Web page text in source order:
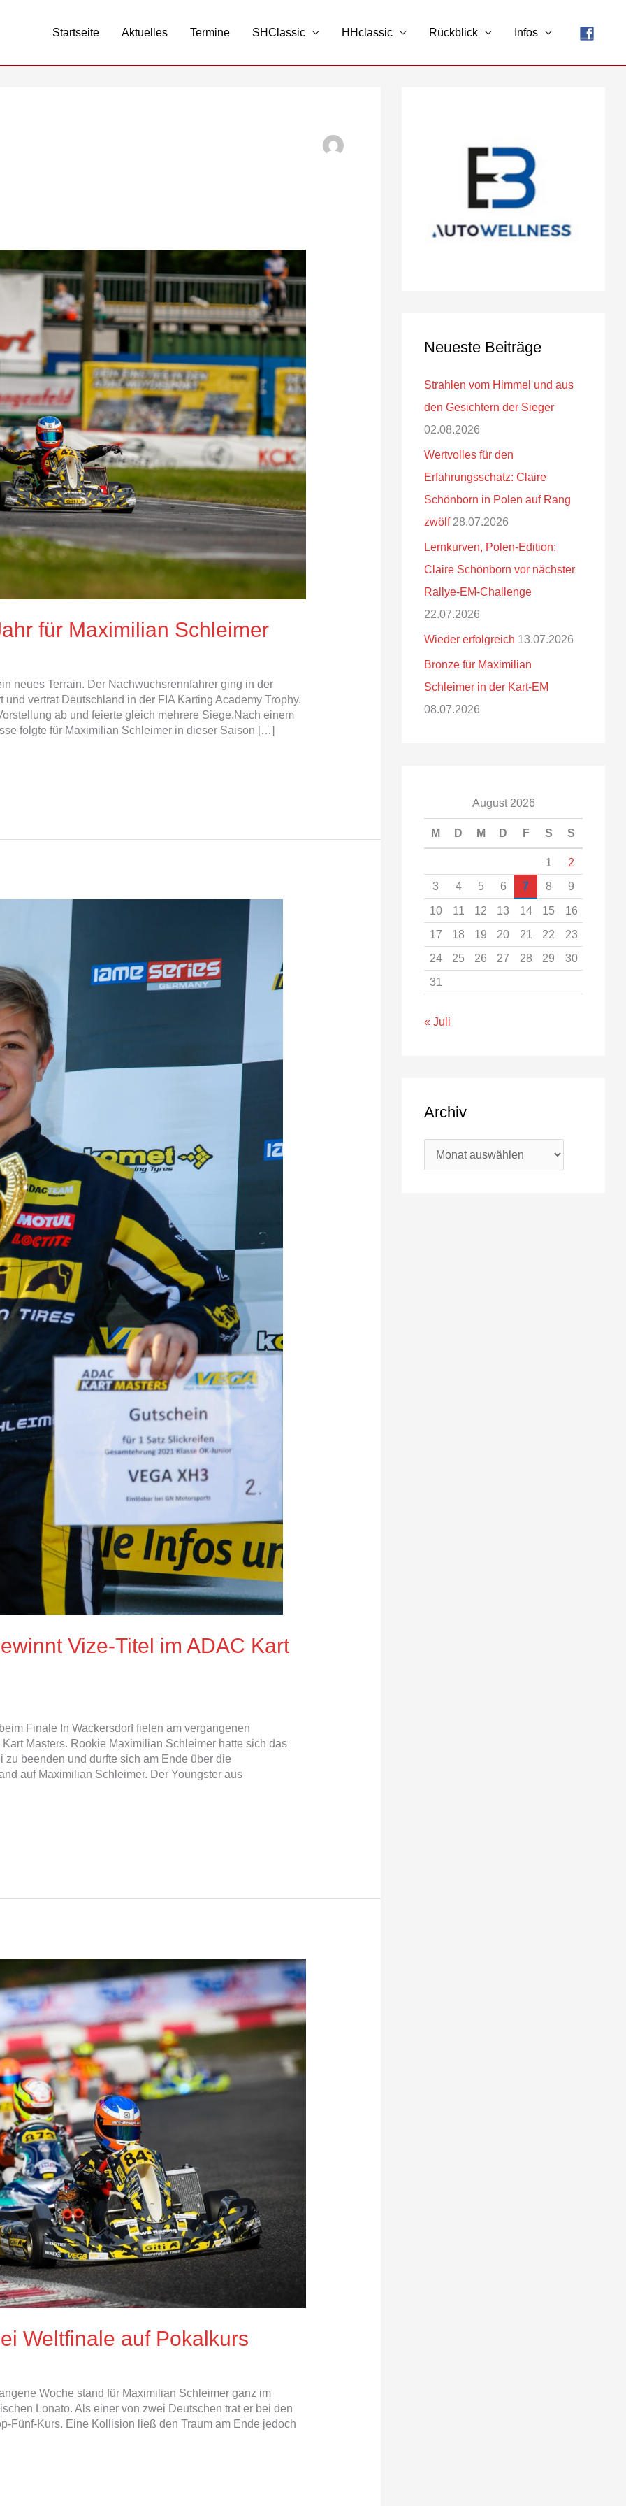
Startseite Aktuelles Termine SHClassic HHclassic Rückblick Infos
für Maximilian Schleimer
neues Terrain. Der Nachwuchsrennfahrer ging in der
vertrat Deutschland in der FIA Karting Academy Trophy.
ab und feierte gleich mehrere Siege.Nach einem
folgte für Maximilian Schleimer in dieser Saison […]
Vize-Titel im ADAC Kart
Finale In Wackersdorf fielen am vergangenen
Masters. Rookie Maximilian Schleimer hatte sich das
beenden und durfte sich am Ende über die
auf Maximilian Schleimer. Der Youngster aus
Weltfinale auf Pokalkurs
Woche stand für Maximilian Schleimer ganz im
Lonato. Als einer von zwei Deutschen trat er bei den
Fünf-Kurs. Eine Kollision ließ den Traum am Ende jedoch
Neueste Beiträge
Strahlen vom Himmel und aus
den Gesichtern der Sieger
02.08.2026
Wertvolles für den
Erfahrungsschatz: Claire
Schönborn in Polen auf Rang
zwölf 28.07.2026
Lernkurven, Polen-Edition:
Claire Schönborn vor nächster
Rallye-EM-Challenge
22.07.2026
Wieder erfolgreich 13.07.2026
Bronze für Maximilian
Schleimer in der Kart-EM
08.07.2026
August 2026
M D M D F S S
1
2
3
4 5 6 7 8 9
10 11 12 13 14 15
16
17
18 19 20 21 22
23
24
25 26 27 28 29
30
31
« Juli
Archiv